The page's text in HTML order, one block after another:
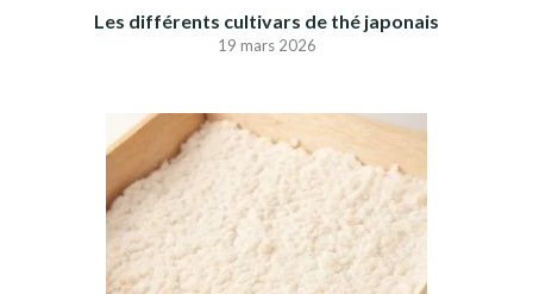
Les différents cultivars de thé japonais
19 mars 2026